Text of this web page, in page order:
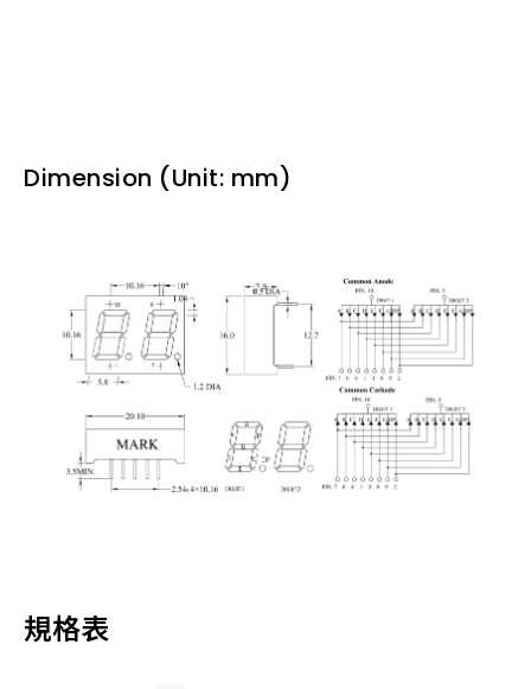
Dimension (Unit: mm)
規格表